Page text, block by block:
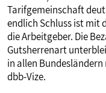
Tarifgemeinschaft
endlich Schluss ist mit
die Arbeitgeber. Die
Gutsherrenart
in allen
dbb-Vize.